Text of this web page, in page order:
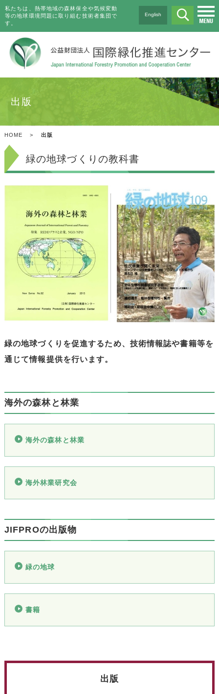
私たちは、熱帯地域の森林保全や気候変動
等の地球環境問題に取り組む技術者集団で
す。
English
出版
HOME > 出版
緑の地球づくりの教科書
緑の地球づくりを促進するため、技術情報誌や書籍等を
通じて情報提供を行います。
海外の森林と林業
海外の森林と林業
海外林業研究会
JIFPROの出版物
緑の地球
書籍
出版